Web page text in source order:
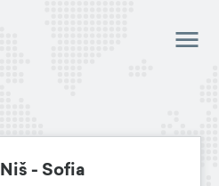
- Sofia